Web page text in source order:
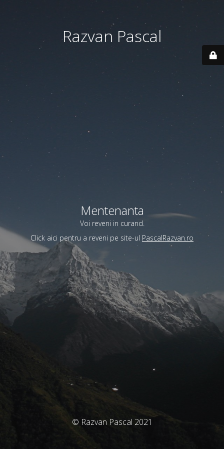
Razvan Pascal
Mentenanta
Voi reveni in curand.
Click aici pentru a reveni pe site-ul PascalRazvan.ro
© Razvan Pascal 2021